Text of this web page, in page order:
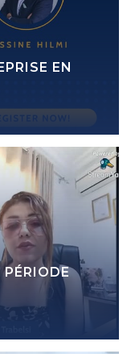
EN